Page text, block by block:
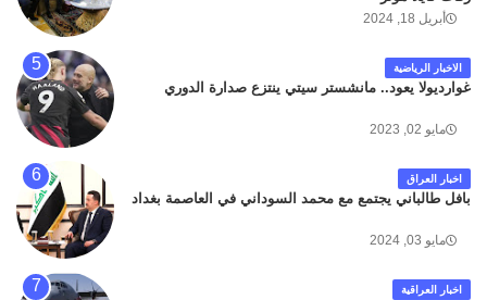
أبريل 18, 2024
الاخبار الرياضية
غوارديولا يعود.. مانشستر سيتي ينتزع صدارة الدوري
مايو 02, 2023
اخبار العراق
بافل طالباني يجتمع مع محمد السوداني في العاصمة بغداد
مايو 03, 2024
اخبار العراقية